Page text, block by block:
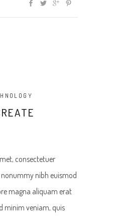
consectetuer
nibh euismod
magna aliquam erat
minim veniam, quis